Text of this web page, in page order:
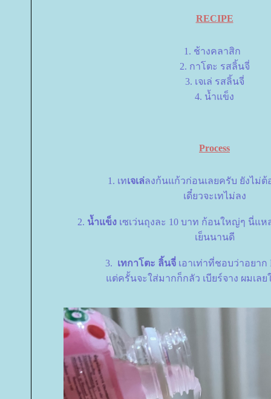
RECIPE
1. ช้างคลาสิก
2. กาโตะ รสลิ้นจี่
3. เจเล่ รสลิ้นจี่
4. น้ำแข็ง
Process
1. เทเจเล่ลงก้นแก้วก่อนเลยครับ ยังไม่
เดี๋ยวจะเทไม่ลง
2. น้ำแข็งเซเว่นถุงละ 10 บาท ก้อนใหญ่ๆ นี่แ
เย็นนานดี
3. เทกาโตะ ลิ้นจี่เอาเท่าที่ชอบว่าอยาก
ต่ครั้นจะใส่มากก็กลัว เบียร์จาง ผมเลย